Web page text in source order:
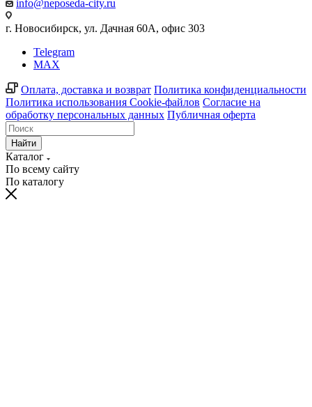
info@neposeda-city.ru
г. Новосибирск, ул. Дачная 60А, офис 303
Telegram
MAX
Оплата, доставка и возврат Политика конфиденциальности
Политика использования Cookie-файлов Согласие на
обработку персональных данных Публичная оферта
Найти
Каталог
По всему сайту
По каталогу